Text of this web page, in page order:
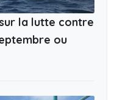
la lutte contre
ou